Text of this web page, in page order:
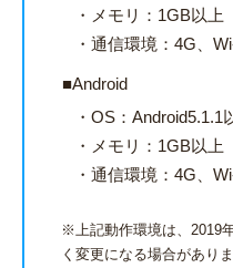
メモリ：1GB以上
通信環境：4G、
Android
OS：Android5.1.1
メモリ：1GB以上
通信環境：4G、
※上記動作環境は、2019
く変更になる場合がありま